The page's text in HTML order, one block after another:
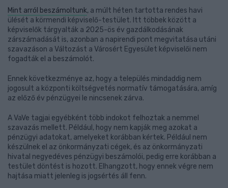
Mint arról beszámoltunk, a múlt héten tartotta rendes havi
ülését a körmendi képviselő-testület. Itt többek között a
képviselők tárgyalták a 2025-ös év gazdálkodásának
zárszámadását is, azonban a napirendi pont megvitatása utáni
szavazáson a Változást a Városért Egyesület képviselői nem
fogadták el a beszámolót.
Ennek következménye az, hogy a település mindaddig nem
jogosult a központi költségvetés normatív támogatására, amíg
az előző év pénzügyei le nincsenek zárva.
A VaVe tagjai egyébként több indokot felhoztak a nemmel
szavazás mellett. Például, hogy nem kapják meg azokat a
pénzügyi adatokat, amelyeket korábban kértek. Például nem
készülnek el az önkormányzati cégek, és az önkormányzati
hivatal negyedéves pénzügyi beszámolói, pedig erre korábban a
testület döntést is hozott. Elhangzott, hogy ennek végre nem
hajtása miatt jelenleg is jogsértés áll fenn.